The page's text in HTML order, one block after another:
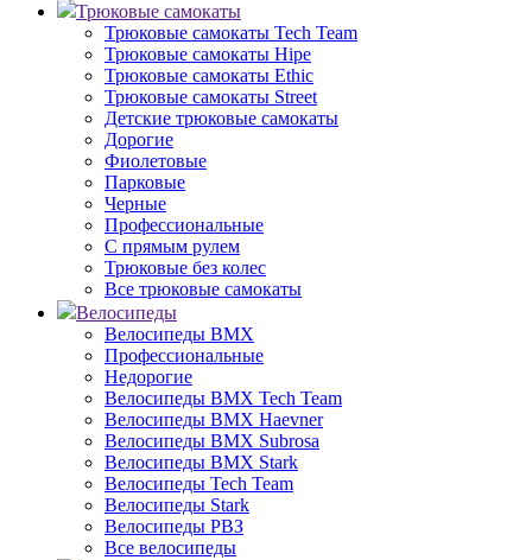
Трюковые самокаты
Трюковые самокаты Tech Team
Трюковые самокаты Hipe
Трюковые самокаты Ethic
Трюковые самокаты Street
Детские трюковые самокаты
Дорогие
Фиолетовые
Парковые
Черные
Профессиональные
С прямым рулем
Трюковые без колес
Все трюковые самокаты
Велосипеды
Велосипеды BMX
Профессиональные
Недорогие
Велосипеды BMX Tech Team
Велосипеды BMX Haevner
Велосипеды BMX Subrosa
Велосипеды BMX Stark
Велосипеды Tech Team
Велосипеды Stark
Велосипеды РВЗ
Все велосипеды